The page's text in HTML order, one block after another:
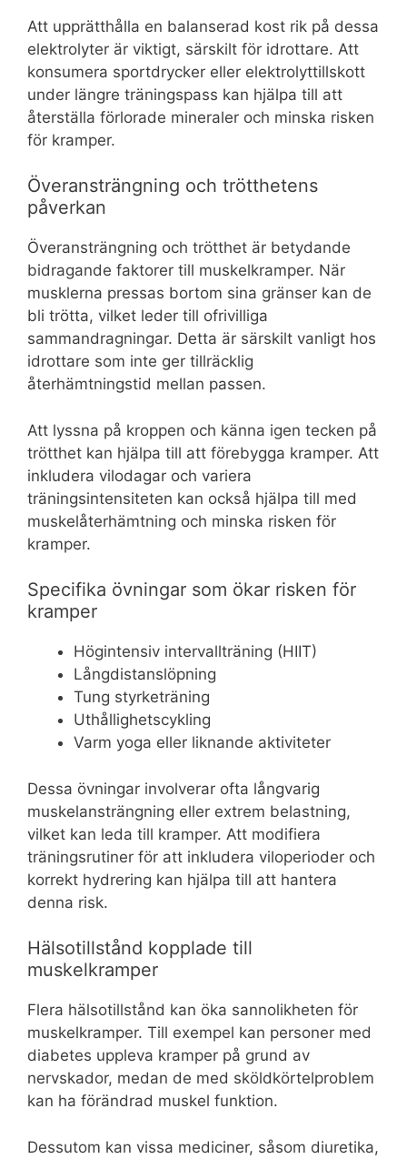
Att upprätthålla en balanserad kost rik på dessa
elektrolyter är viktigt, särskilt för idrottare. Att
konsumera sportdrycker eller elektrolyttillskott
under längre träningspass kan hjälpa till att
återställa förlorade mineraler och minska risken
för kramper.
Överansträngning och trötthetens
påverkan
Överansträngning och trötthet är betydande
bidragande faktorer till muskelkramper. När
musklerna pressas bortom sina gränser kan de
bli trötta, vilket leder till ofrivilliga
sammandragningar. Detta är särskilt vanligt hos
idrottare som inte ger tillräcklig
återhämtningstid mellan passen.
Att lyssna på kroppen och känna igen tecken på
trötthet kan hjälpa till att förebygga kramper. Att
inkludera vilodagar och variera
träningsintensiteten kan också hjälpa till med
muskelåterhämtning och minska risken för
kramper.
Specifika övningar som ökar risken för
kramper
Högintensiv intervallträning (HIIT)
Långdistanslöpning
Tung styrketräning
Uthållighetscykling
Varm yoga eller liknande aktiviteter
Dessa övningar involverar ofta långvarig
muskelansträngning eller extrem belastning,
vilket kan leda till kramper. Att modifiera
träningsrutiner för att inkludera viloperioder och
korrekt hydrering kan hjälpa till att hantera
denna risk.
Hälsotillstånd kopplade till
muskelkramper
Flera hälsotillstånd kan öka sannolikheten för
muskelkramper. Till exempel kan personer med
diabetes uppleva kramper på grund av
nervskador, medan de med sköldkörtelproblem
kan ha förändrad muskel funktion.
Dessutom kan vissa mediciner, såsom diuretika,